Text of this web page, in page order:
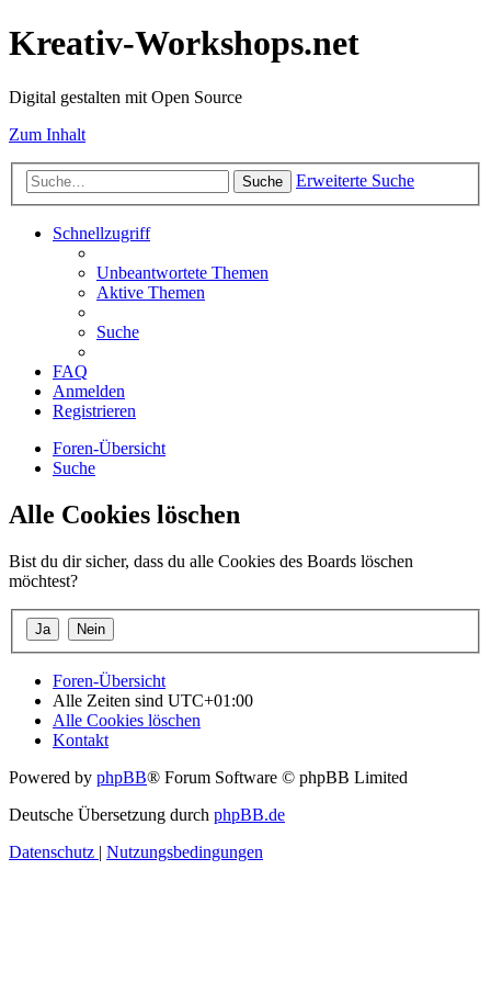
Kreativ-Workshops.net
Digital gestalten mit Open Source
Zum Inhalt
Suche Erweiterte Suche
Schnellzugriff
Unbeantwortete Themen
Aktive Themen
Suche
FAQ
Anmelden
Registrieren
Foren-Übersicht
Suche
Alle Cookies löschen
Bist du dir sicher, dass du alle Cookies des Boards löschen
möchtest?
Foren-Übersicht
Alle Zeiten sind UTC+01:00
Alle Cookies löschen
Kontakt
Powered by phpBB® Forum Software © phpBB Limited
Deutsche Übersetzung durch phpBB.de
Datenschutz | Nutzungsbedingungen